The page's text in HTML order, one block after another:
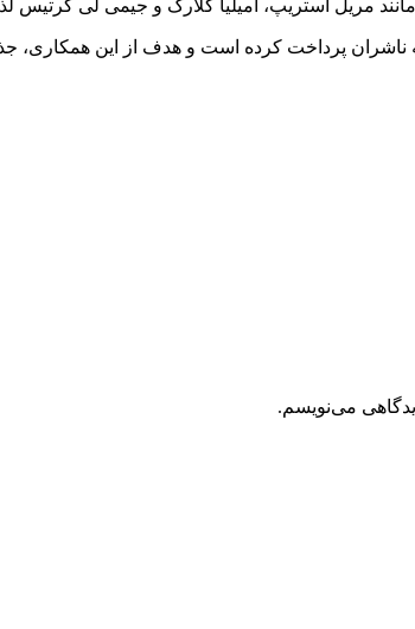
مریل استریپ، امیلیا کلارک و جیمی لی کرتیس
به ناشران پرداخت کرده است و هدف از این
می‌نویسم.